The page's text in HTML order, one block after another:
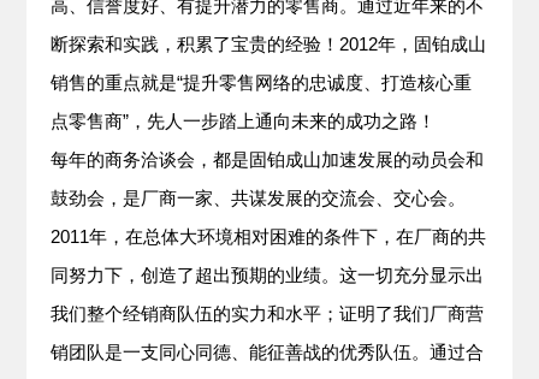
高、信誉度好、有提升潜力的零售商。通过近年来的不
断探索和实践，积累了宝贵的经验！2012年，固铂成山
销售的重点就是“提升零售网络的忠诚度、打造核心重
点零售商”，先人一步踏上通向未来的成功之路！
每年的商务洽谈会，都是固铂成山加速发展的动员会和
鼓劲会，是厂商一家、共谋发展的交流会、交心会。
2011年，在总体大环境相对困难的条件下，在厂商的共
同努力下，创造了超出预期的业绩。这一切充分显示出
我们整个经销商队伍的实力和水平；证明了我们厂商营
销团队是一支同心同德、能征善战的优秀队伍。通过合